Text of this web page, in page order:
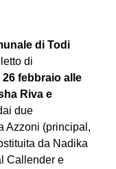
di Todi
di
febbraio alle
Riva e
due
Azzoni (principal,
da Nadika
Callender e